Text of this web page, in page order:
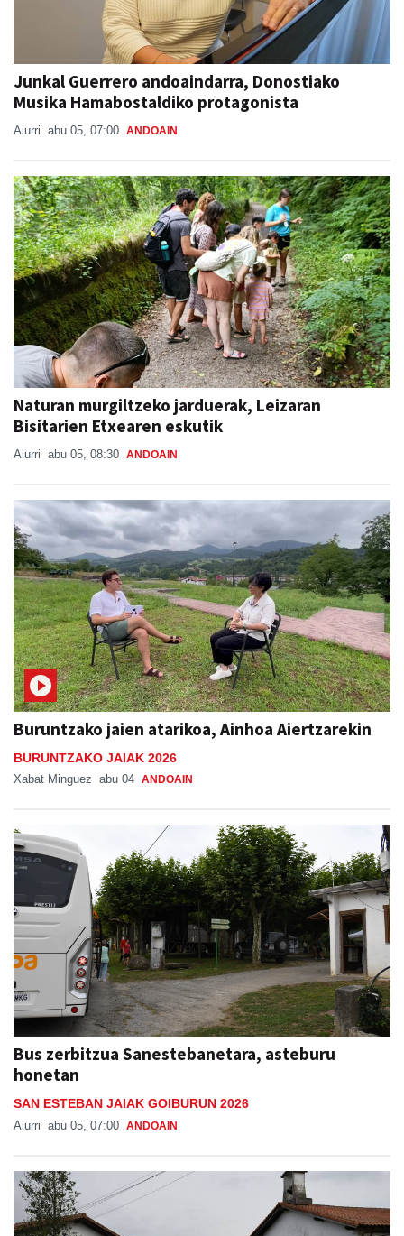
Junkal Guerrero andoaindarra, Donostiako
Musika Hamabostaldiko protagonista
Aiurri abu 05, 07:00 ANDOAIN
Naturan murgiltzeko jarduerak, Leizaran
Bisitarien Etxearen eskutik
Aiurri abu 05, 08:30 ANDOAIN
Buruntzako jaien atarikoa, Ainhoa Aiertzarekin
BURUNTZAKO JAIAK 2026
Xabat Minguez abu 04 ANDOAIN
Bus zerbitzua Sanestebanetara, asteburu
honetan
SAN ESTEBAN JAIAK GOIBURUN 2026
Aiurri abu 05, 07:00 ANDOAIN